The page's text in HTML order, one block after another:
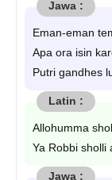
Eman-eman
Apa ora isin
Putri gandhes
Allohumma
Ya Robbi sholli